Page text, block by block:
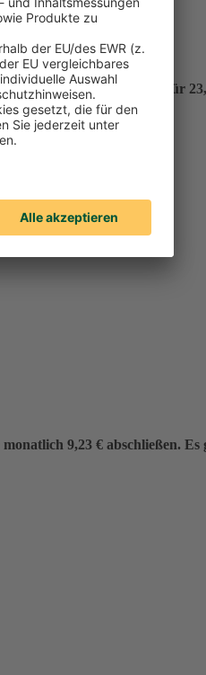
clever“ bereits für
9,23 € abschließen. Es